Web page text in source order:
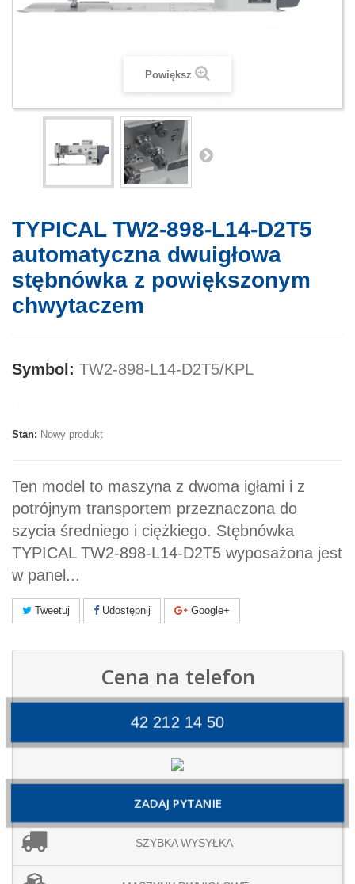
Powiększ
TYPICAL TW2-898-L14-D2T5
automatyczna dwuigłowa
stębnówka z powiększonym
chwytaczem
Symbol: TW2-898-L14-D2T5/KPL
Stan: Nowy produkt
Ten model to maszyna z dwoma igłami i z
potrójnym transportem przeznaczona do
szycia średniego i ciężkiego. Stębnówka
TYPICAL TW2-898-L14-D2T5 wyposażona jest
w panel...
Tweetuj Udostępnij Google+
Cena na telefon
42 212 14 50
ZADAJ PYTANIE
SZYBKA WYSYŁKA